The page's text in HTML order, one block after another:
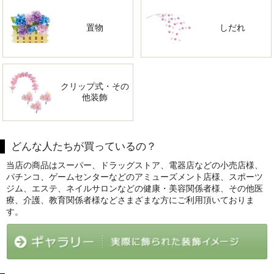
置物 しだれ
クリップ式・その
他装飾
どんな人たちが買っているの？
当店の商品はスーパー、ドラッグストア、電器店などの小売店様、
パチンコ、ゲームセンターなどのアミューズメント店様、スポーツ
ジム、エステ、ネイルサロンなどの健康・美容関係者様、その他医
療、介護、教育関係者様などさまざまな方にご利用頂いておりま
す。